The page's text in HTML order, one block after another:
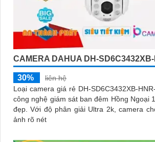
CAMERA DAHUA DH-
30%
liên hệ
Loại camera giá rẻ DH-SD6C3432XB-
công nghệ giám sát ban đêm Hồng Ngoại
đẹp. Với độ phân giải Ultra 2k, camera cho chất lượng hình
ảnh rõ nét